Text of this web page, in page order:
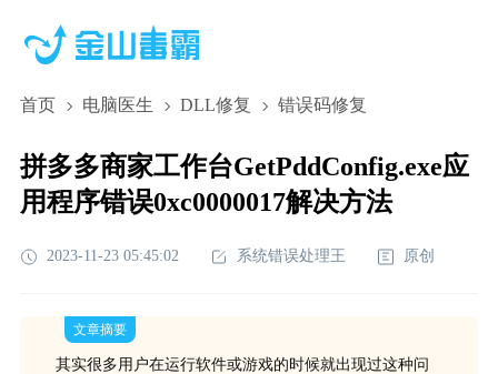
首页 电脑医生 DLL修复 错误码修复
拼多多商家工作台GetPddConfig.exe应
用程序错误0xc0000017解决方法
2023-11-23 05:45:02 系统错误处理王 原创
文章摘要
其实很多用户在运行软件或游戏的时候就出现过这种问